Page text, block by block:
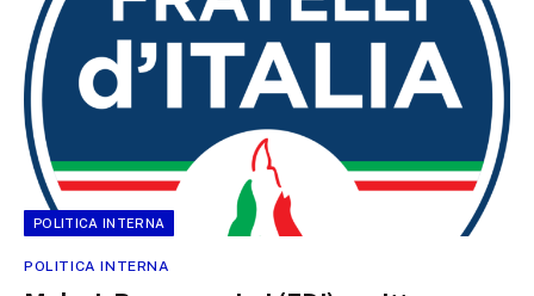
POLITICA INTERNA
POLITICA INTERNA